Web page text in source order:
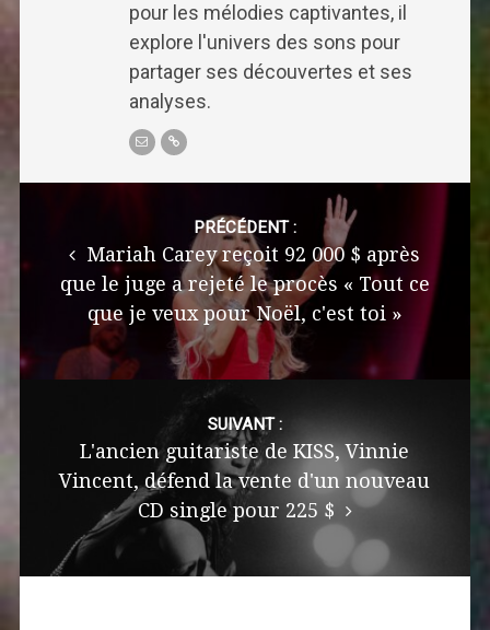
pour les mélodies captivantes, il
explore l'univers des sons pour
partager ses découvertes et ses
analyses.
PRÉCÉDENT :
Mariah Carey reçoit 92 000 $ après
que le juge a rejeté le procès « Tout ce
que je veux pour Noël, c'est toi »
SUIVANT :
L'ancien guitariste de KISS, Vinnie
Vincent, défend la vente d'un nouveau
CD single pour 225 $